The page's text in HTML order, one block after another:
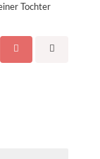
Tochter